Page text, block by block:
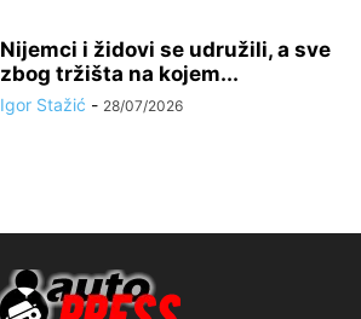
Nijemci i židovi se udružili, a sve
zbog tržišta na kojem...
Igor Stažić - 28/07/2026